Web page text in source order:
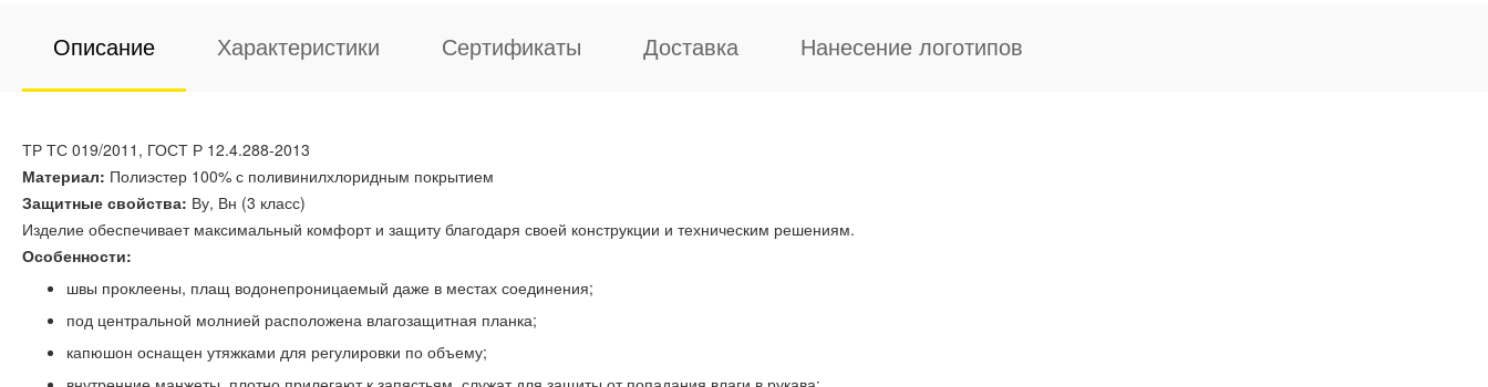
Описание Характеристики Сертификаты Доставка Нанесение логотипов
ТР ТС 019/2011, ГОСТ Р 12.4.288-2013
Материал: Полиэстер 100% с поливинилхлоридным покрытием
Защитные свойства: Ву, Вн (3 класс)
Изделие обеспечивает максимальный комфорт и защиту благодаря своей конструкции и техническим решениям.
Особенности:
швы проклеены, плащ водонепроницаемый даже в местах соединения;
под центральной молнией расположена влагозащитная планка;
капюшон оснащен утяжками для регулировки по объему;